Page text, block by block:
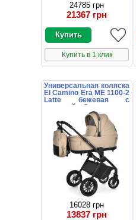
24785 грн
21367 грн
Купить в 1 клик
Универсальная коляска
El Camino Era ME 1100-2
Latte бежевая с
люлькой и блоком
16028 грн
13837 грн